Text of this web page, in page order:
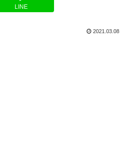
LINE
2021.03.08